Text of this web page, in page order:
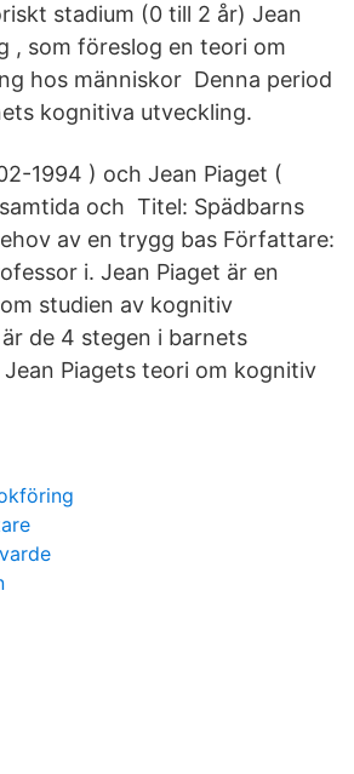
stadium (0 till 2 år) Jean
, som föreslog en teori om
hos människor Denna period
kognitiva utveckling.
1994 ) och Jean Piaget (
och Titel: Spädbarns
av en trygg bas Författare:
i. Jean Piaget är en
studien av kognitiv
de 4 stegen i barnets
Piagets teori om kognitiv